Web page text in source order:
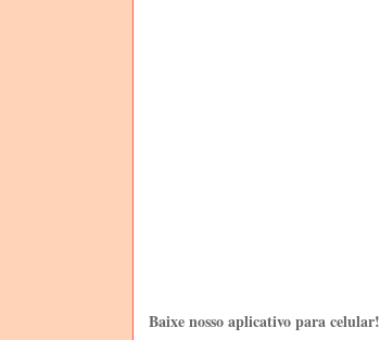
Baixe nosso aplicativo para celular!